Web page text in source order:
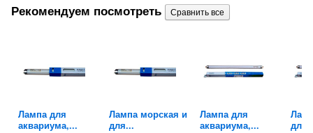
Рекомендуем посмотреть
Лампа для
аквариума,...
Лампа морская и
для...
Лампа для
аквариума,...